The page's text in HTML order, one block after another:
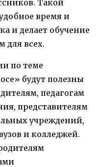
Такой
время и
и делает обучение
для всех.
по теме
будут полезны
педагогам
представителям
учреждений,
и колледжей.